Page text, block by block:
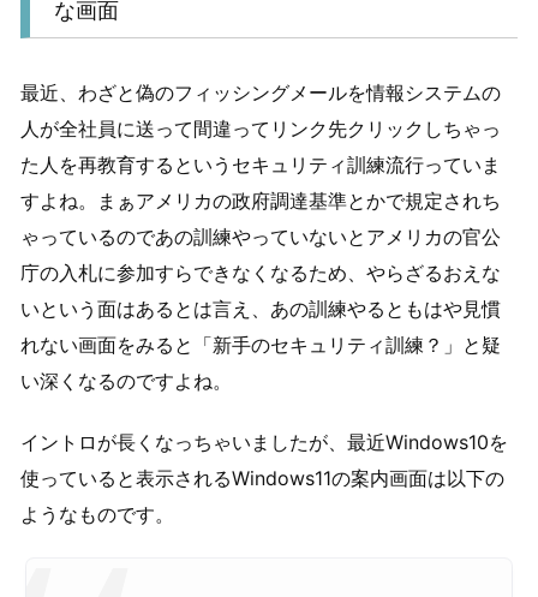
な画面
最近、わざと偽のフィッシングメールを情報システムの
人が全社員に送って間違ってリンク先クリックしちゃっ
た人を再教育するというセキュリティ訓練流行っていま
すよね。まぁアメリカの政府調達基準とかで規定されち
ゃっているのであの訓練やっていないとアメリカの官公
庁の入札に参加すらできなくなるため、やらざるおえな
いという面はあるとは言え、あの訓練やるともはや見慣
れない画面をみると「新手のセキュリティ訓練？」と疑
い深くなるのですよね。
イントロが長くなっちゃいましたが、最近Windows10を
使っていると表示されるWindows11の案内画面は以下の
ようなものです。